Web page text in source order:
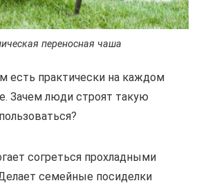
переносная чаша
есть практически на каждом
Зачем люди строят такую
согреться прохладными
семейные посиделки